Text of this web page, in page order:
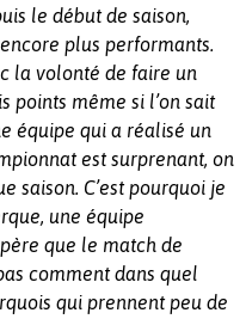
le début de saison,
plus performants.
la volonté de faire un
points même si l’on sait
équipe qui a réalisé un
est surprenant, on
saison. C’est pourquoi je
une équipe
que le match de
comment dans quel
qui prennent peu de